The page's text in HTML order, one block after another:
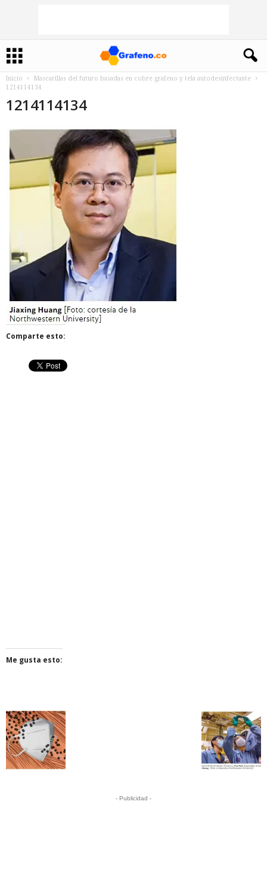
Inicio
Mascarillas del futuro basadas en cobre grafeno y tela autodesinfectante
1214114134
1214114134
Comparte esto:
Me gusta esto:
- Publicidad -